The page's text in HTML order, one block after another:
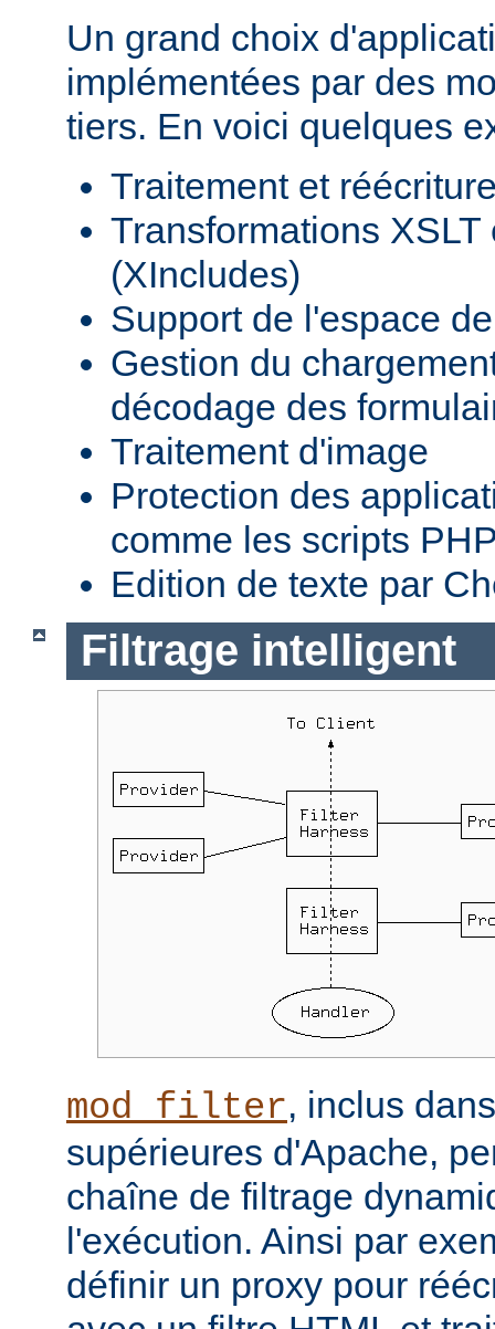
Un grand choix
implémentées par des
tiers. En voici quelques
Traitement et
Transformations
(XIncludes)
Support de l'espace
Gestion du
décodage des
Traitement d'image
Protection des
comme les scripts
Edition de texte par
Filtrage intelligent
mod_filter, inclus
supérieures d'Apache,
chaîne de filtrage
l'exécution. Ainsi par
définir un proxy pour